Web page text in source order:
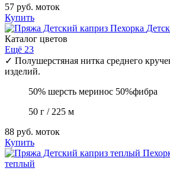
57 руб. моток
Купить
Пехорка
Каталог цветов
Ещё 23
✓ Полушерстяная нитка среднего
изделий.
50% шерсть меринос 50%фибра
50 г / 225 м
88 руб. моток
Купить
теплый